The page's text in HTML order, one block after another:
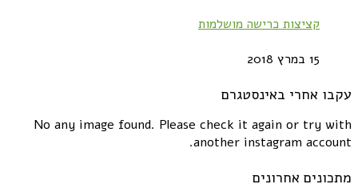
קציצות כרישה מושלמות
15 במרץ 2018
עקבו אחרי באינסטגרם
No any image found. Please check it again or try with
another instagram account.
מתכונים אחרונים